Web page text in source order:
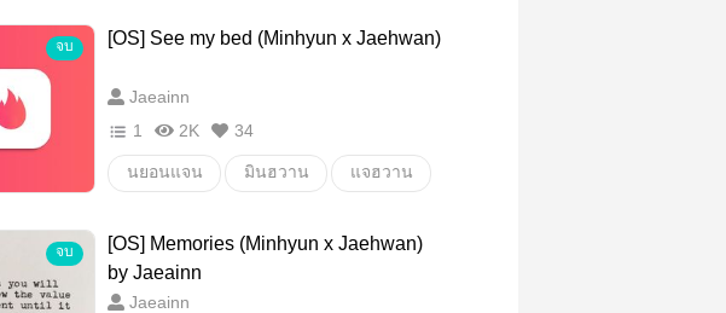
จบ [OS] See my bed (Minhyun x Jaehwan)
Jaeainn
1
2K 34
นยอนแจน มินฮวาน แจฮวาน
จบ
[OS] Memories (Minhyun x Jaehwan)
by Jaeainn
Jaeainn